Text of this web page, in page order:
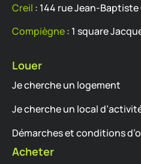
Creil : 144 rue Jean-
Compiègne: 1 square
Louer
Je cherche un logement
Je cherche un local
Démarches et conditions
Acheter